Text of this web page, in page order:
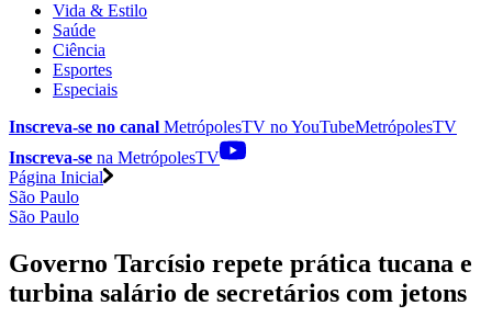
Vida & Estilo
Saúde
Ciência
Esportes
Especiais
Inscreva-se no canal MetrópolesTV noYouTubeMetrópolesTV
Inscreva-se na MetrópolesTV
Página Inicial
São Paulo
São Paulo
Governo Tarcísio repete prática tucana e
turbina salário de secretários com jetons